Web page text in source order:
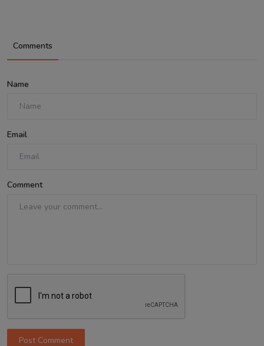
Comments
Name
Email
Comment
Post Comment